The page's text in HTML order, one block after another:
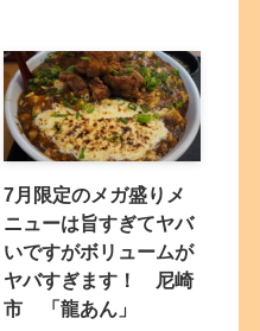
7月限定のメガ盛りメ
ニューは旨すぎてヤバ
いですがボリュームが
ヤバすぎます！ 尼崎
市 「龍あん」